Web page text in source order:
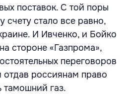
поставок. С той поры
стало все равно,
И Ивченко, и Бойко
стороне «Газпрома»,
переговоров
россиянам право
тамошний газ.